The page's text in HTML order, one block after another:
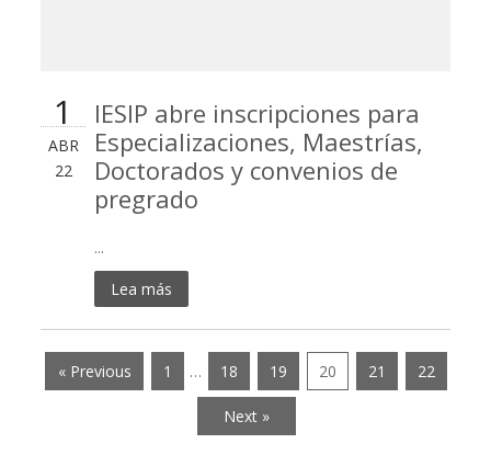
1
ABR
22
IESIP abre inscripciones para
Especializaciones, Maestrías,
Doctorados y convenios de
pregrado
...
Lea más
« Previous 1 … 18 19 20 21 22
Next »